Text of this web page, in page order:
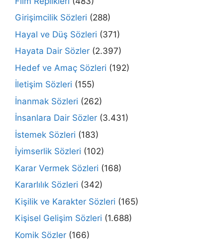
Girişimcilik Sözleri (288)
Hayal ve Düş Sözleri (371)
Hayata Dair Sözler (2.397)
Hedef ve Amaç Sözleri (192)
İletişim Sözleri (155)
İnanmak Sözleri (262)
İnsanlara Dair Sözler (3.431)
İstemek Sözleri (183)
İyimserlik Sözleri (102)
Karar Vermek Sözleri (168)
Kararlılık Sözleri (342)
Kişilik ve Karakter Sözleri (165)
Kişisel Gelişim Sözleri (1.688)
Komik Sözler (166)